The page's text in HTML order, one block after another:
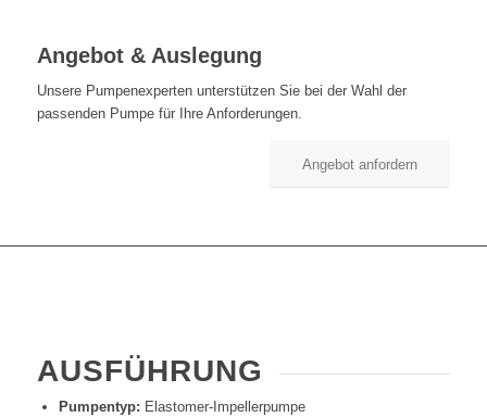
Angebot & Auslegung
Unsere Pumpenexperten unterstützen Sie bei der Wahl der
passenden Pumpe für Ihre Anforderungen.
Angebot anfordern
AUSFÜHRUNG
Pumpentyp: Elastomer-Impellerpumpe